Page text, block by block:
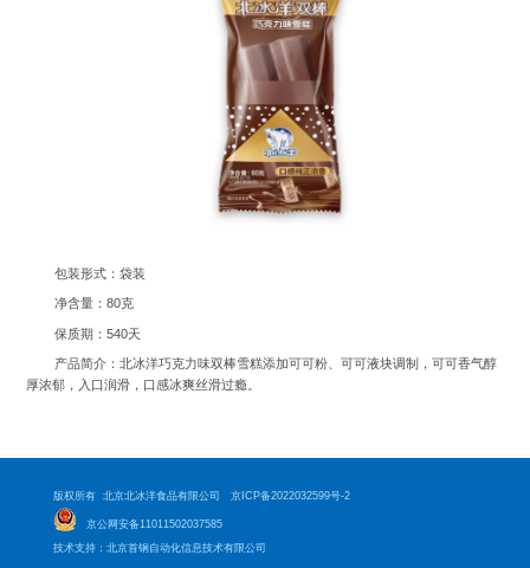
冰品乳品
包装形式：袋装
净含量：80克
保质期：540天
产品简介：北冰洋巧克力味双棒雪糕添加可可粉、可可液块调制，可可香气醇
厚浓郁，入口润滑，口感冰爽丝滑过瘾。
版权所有 北京北冰洋食品有限公司 京ICP备2022032599号-2
京公网安备11011502037585
技术支持：北京首钢自动化信息技术有限公司